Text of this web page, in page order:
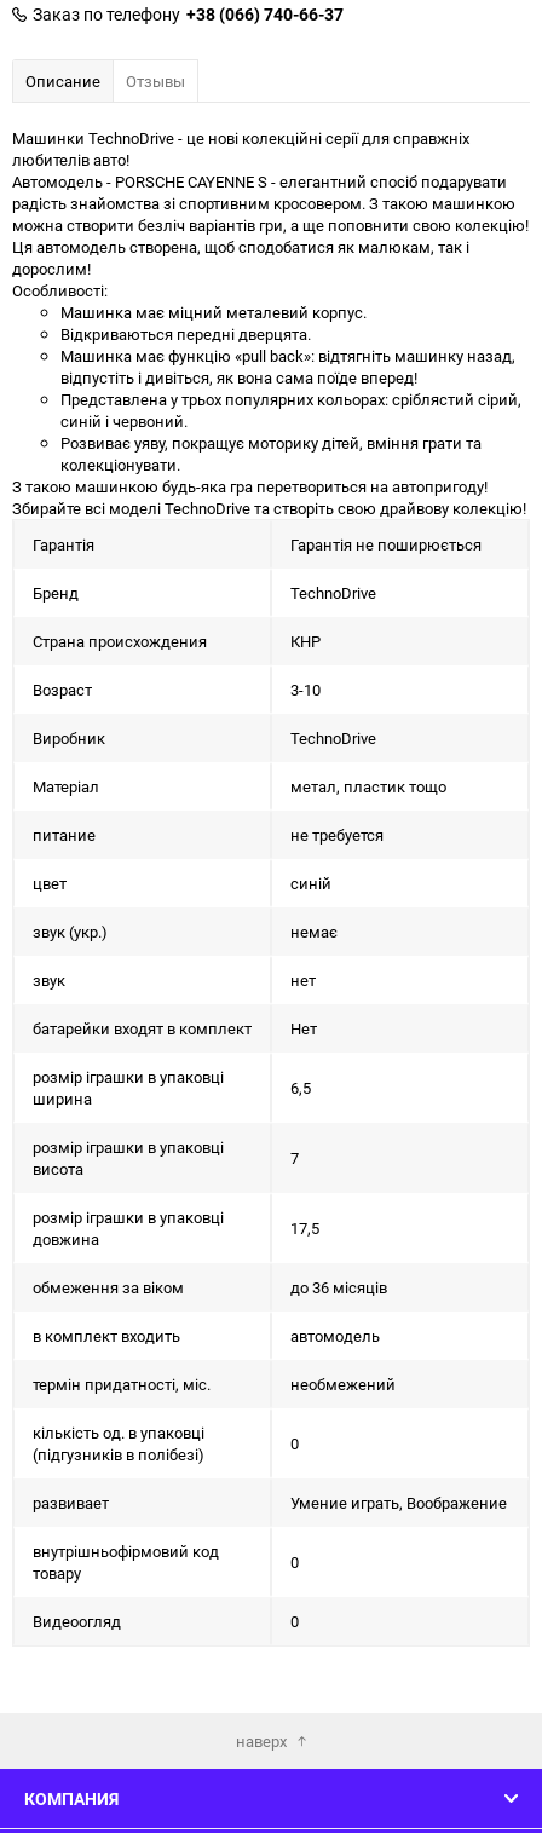
Заказ по телефону +38 (066) 740-66-37
Описание Отзывы
Машинки TechnoDrive - це нові колекційні серії для справжніх
любителів авто!
Автомодель - PORSCHE CAYENNE S - елегантний спосіб подарувати
радість знайомства зі спортивним кросовером. З такою машинкою
можна створити безліч варіантів гри, а ще поповнити свою колекцію!
Ця автомодель створена, щоб сподобатися як малюкам, так і
дорослим!
Особливості:
Машинка має міцний металевий корпус.
Відкриваються передні дверцята.
Машинка має функцію «pull back»: відтягніть машинку назад,
відпустіть і дивіться, як вона сама поїде вперед!
Представлена у трьох популярних кольорах: сріблястий сірий,
синій і червоний.
Розвиває уяву, покращує моторику дітей, вміння грати та
колекціонувати.
З такою машинкою будь-яка гра перетвориться на автопригоду!
Збирайте всі моделі TechnoDrive та створіть свою драйвову колекцію!
Гарантія
Гарантія не поширюється
Бренд TechnoDrive
Страна происхождения КНР
Возраст 3-10
Виробник TechnoDrive
Матеріал метал, пластик тощо
питание не требуется
цвет синій
звук (укр.) немає
звук нет
батарейки входят в комплект Нет
розмір іграшки в упаковці
ширина
6,5
розмір іграшки в упаковці
висота
7
розмір іграшки в упаковці
довжина
17,5
обмеження за віком до 36 місяців
в комплект входить автомодель
термін придатності, міс. необмежений
кількість од. в упаковці
(підгузників в полібезі)
0
развивает Умение играть, Воображение
внутрішньофірмовий код
товару
0
Видеоогляд 0
наверх
КОМПАНИЯ